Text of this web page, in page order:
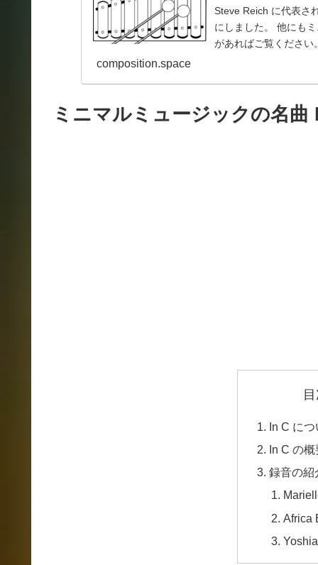
Steve Reich に代表さ
にしました。 他にも
があればご覧ください
composition.space
ミニマルミュージックの名曲
In C に
In C の概
録音の紹
Africa